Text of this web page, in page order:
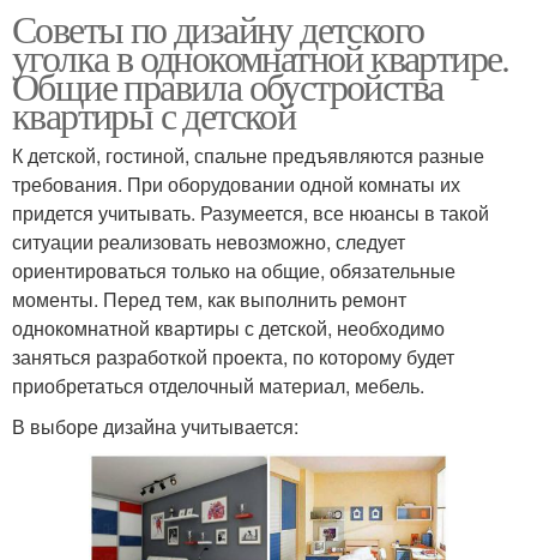
Советы по дизайну детского
уголка в однокомнатной квартире.
Общие правила обустройства
квартиры с детской
К детской, гостиной, спальне предъявляются разные
требования. При оборудовании одной комнаты их
придется учитывать. Разумеется, все нюансы в такой
ситуации реализовать невозможно, следует
ориентироваться только на общие, обязательные
моменты. Перед тем, как выполнить ремонт
однокомнатной квартиры с детской, необходимо
заняться разработкой проекта, по которому будет
приобретаться отделочный материал, мебель.
В выборе дизайна учитывается: